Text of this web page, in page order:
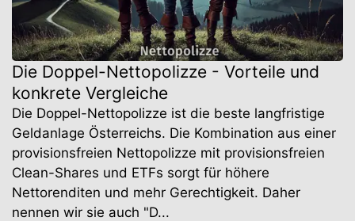
Die Doppel-Nettopolizze - Vorteile und
konkrete Vergleiche
Die Doppel-Nettopolizze ist die beste langfristige
Geldanlage Österreichs. Die Kombination aus einer
provisionsfreien Nettopolizze mit provisionsfreien
Clean-Shares und ETFs sorgt für höhere
Nettorenditen und mehr Gerechtigkeit. Daher
nennen wir sie auch "D...